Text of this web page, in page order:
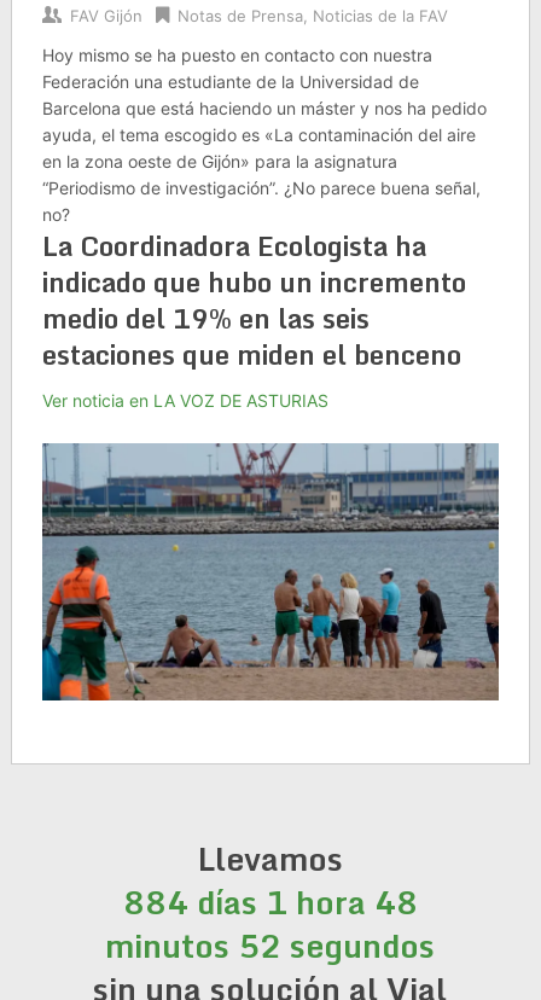
FAV Gijón Notas de Prensa, Noticias de la FAV
Hoy mismo se ha puesto en contacto con nuestra
Federación una estudiante de la Universidad de
Barcelona que está haciendo un máster y nos ha pedido
ayuda, el tema escogido es «La contaminación del aire
en la zona oeste de Gijón» para la asignatura
“Periodismo de investigación”. ¿No parece buena señal,
no?
La Coordinadora Ecologista ha
indicado que hubo un incremento
medio del 19% en las seis
estaciones que miden el benceno
Ver noticia en LA VOZ DE ASTURIAS
Llevamos
884 días 1 hora 48
minutos 52 segundos
sin una solución al Vial